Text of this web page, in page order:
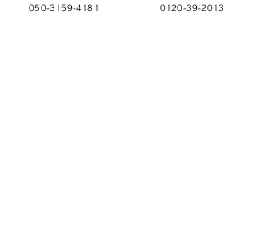
050-3159-4181 0120-39-2013